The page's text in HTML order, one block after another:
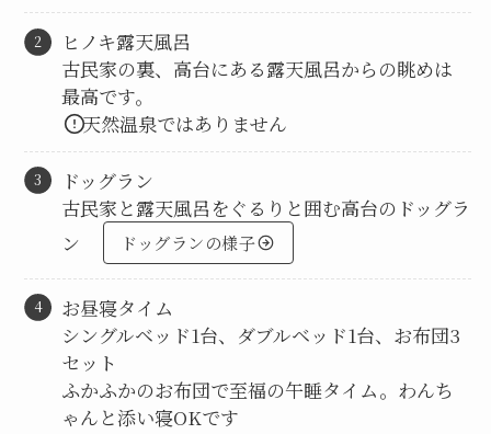
ヒノキ露天風呂
古民家の裏、高台にある露天風呂からの眺めは
最高です。
天然温泉ではありません
ドッグラン
古民家と露天風呂をぐるりと囲む高台のドッグラ
ン
ドッグランの様子
お昼寝タイム
シングルベッド1台、ダブルベッド1台、お布団3
セット
ふかふかのお布団で至福の午睡タイム。わんち
ゃんと添い寝OKです